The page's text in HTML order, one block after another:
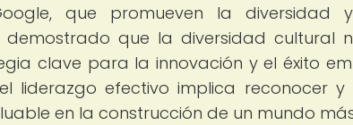
que promueven la
demostrado que la diversidad cultural
clave para la innovación y el éxito
liderazgo efectivo implica reconocer
en la construcción de un mundo